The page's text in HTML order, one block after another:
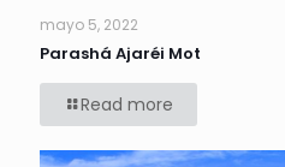
mayo 5, 2022
Parashá Ajaréi Mot
Read more